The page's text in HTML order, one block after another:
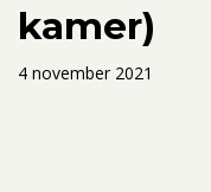
kamer)
4 november 2021